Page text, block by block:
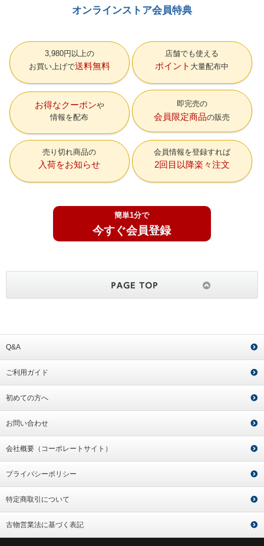
オンラインストア会員特典
3,980円以上の
お買い上げで送料無料
店舗でも使える
ポイント 大量配布中
お得なクーポン
情報を配布
即完売の
会員限定商品の販売
売り切れ商品の
入荷をお知らせ
会員情報を登録すれば
2回目以降楽々注文
簡単1分で
今すぐ会員登録
Q&A
ご利用ガイド
初めての方へ
お問い合わせ
会社概要（コーポレートサイト）
プライバシーポリシー
特定商取引について
古物営業法に基づく表記